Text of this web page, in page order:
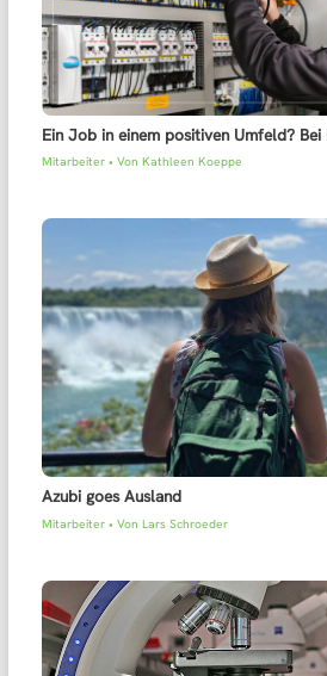
Ein Job in einem positiven Umfeld? Bei
Mitarbeiter• Von Kathleen Koeppe
Azubi goes Ausland
Mitarbeiter• Von Lars Schroeder